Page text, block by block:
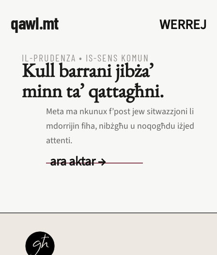
qawl.mt WERREJ
IL‑PRUDENZA • IS‑SENS KOMUN
Kull barrani jibża’
minn ta’ qattagħni.
Meta ma nkunux f’post jew sitwazzjoni li
mdorrijin fiha, nibżgħu u noqogħdu iżjed
attenti.
ara aktar →